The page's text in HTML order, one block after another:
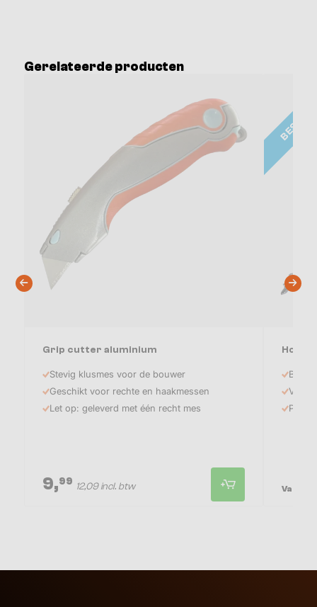
Gerelateerde producten
Grip cutter aluminium
Stevig klusmes voor de bouwer
Geschikt voor rechte en haakmessen
Let op: geleverd met één recht mes
9,99 12,09 incl. btw
Beste
Vanaf